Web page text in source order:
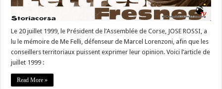
Le 20 juillet 1999, le Président de l’Assemblée de Corse, JOSE ROSSI, a
lu le mémoire de Me Felli, défenseur de Marcel Lorenzoni, afin que les
conseillers territoriaux puissent exprimer leur opinion. Voici l’article de
juillet 1999 :
Read More »